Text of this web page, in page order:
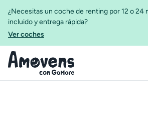
¿Necesitas un coche de renting por 12 o 24
incluido y entrega rápida?
Ver coches